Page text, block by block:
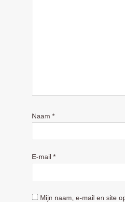
Naam *
E-mail *
Mijn naam, e-mail en site